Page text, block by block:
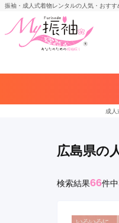
振袖・成人式着物レンタルの人気・おす
成人
広島県の
検索結果66件中